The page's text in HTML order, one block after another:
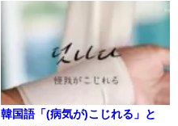
韓国語「(病気が)こじれる」と